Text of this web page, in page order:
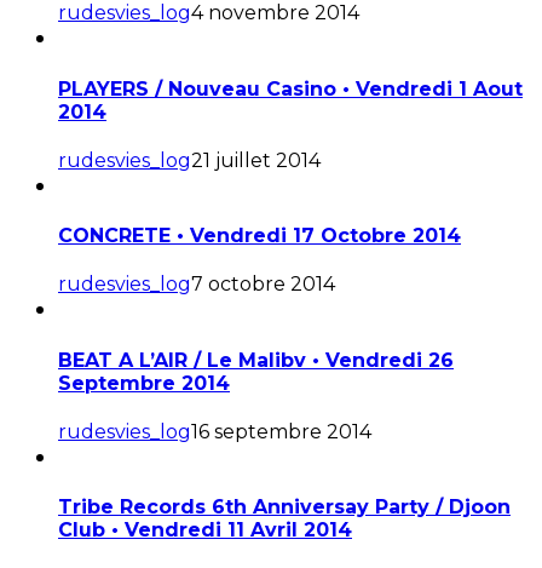
rudesvies_log4 novembre 2014
PLAYERS / Nouveau Casino • Vendredi 1 Aout
2014
rudesvies_log21 juillet 2014
CONCRETE • Vendredi 17 Octobre 2014
rudesvies_log7 octobre 2014
BEAT A L’AIR / Le Malibv • Vendredi 26
Septembre 2014
rudesvies_log16 septembre 2014
Tribe Records 6th Anniversay Party / Djoon
Club • Vendredi 11 Avril 2014